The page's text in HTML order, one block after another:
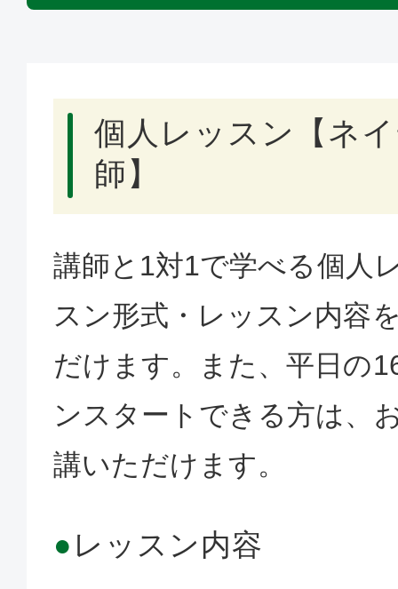
個人レッスン【ネ
師】
講師と1対1で学べる個人
スン形式・レッスン内容
だけます。また、平日の
ンスタートできる方は、
講いただけます。
● レッスン内容